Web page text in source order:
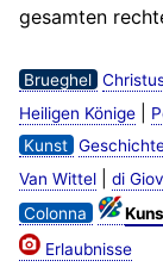
gesamten
Brueghel
Heiligen Könige|
Kunst
Van Wittel| di
Colonna
Erlaubnisse